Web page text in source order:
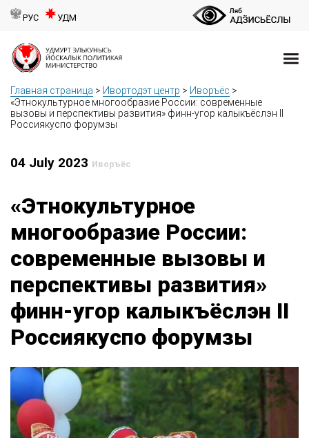
РУС УДМ
Главная страница > Ивортодэт центр > Иворъёс >
«Этнокультурное многообразие России: современные
вызовы и перспективы развития» финн-угор калыкъёслэн II
Россиякуспо форумзы
04 July 2023 Иворъёс
«Этнокультурное
многообразие России:
современные вызовы и
перспективы развития»
финн-угор калыкъёслэн II
Россиякуспо форумзы